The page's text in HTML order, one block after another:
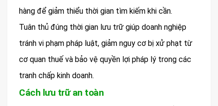
hàng để giảm thiểu thời gian tìm kiếm khi cần.
Tuân thủ đúng thời gian lưu trữ giúp doanh nghiệp
tránh vi phạm pháp luật, giảm nguy cơ bị xử phạt từ
cơ quan thuế và bảo vệ quyền lợi pháp lý trong các
tranh chấp kinh doanh.
Cách lưu trữ an toàn